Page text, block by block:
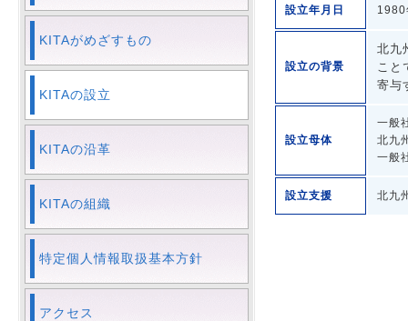
設立年月日 1980
設立の背景
北九
こと
寄与
設立母体
一般
北九
一般
設立支援 北九
KITAがめざすもの
KITAの設立
KITAの沿革
KITAの組織
特定個人情報取扱基本方針
アクセス